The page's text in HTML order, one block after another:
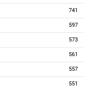
741
597
573
561
557
551